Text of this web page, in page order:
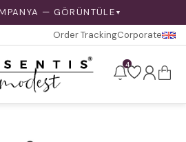
— GÖRÜNTÜLE ▼
Order TrackingCorporate
4